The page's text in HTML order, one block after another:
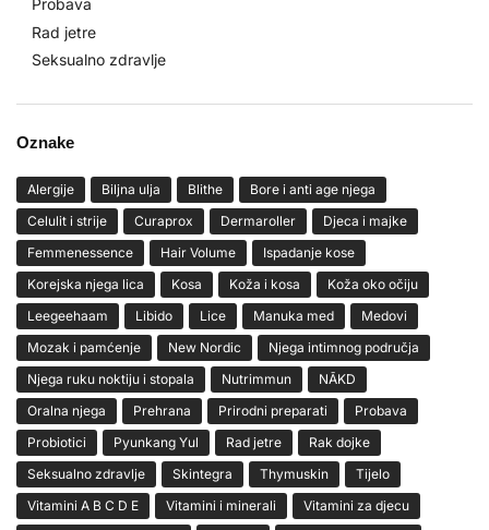
Probava
Rad jetre
Seksualno zdravlje
Oznake
Alergije Biljna ulja Blithe
Bore i anti age njega
Celulit i strije
Curaprox Dermaroller
Djeca i majke
Femmenessence
Hair Volume
Ispadanje kose
Korejska njega lica
Kosa Koža i kosa
Koža oko očiju
Leegeehaam
Libido Lice Manuka med
Medovi
Mozak i pamćenje
New Nordic
Njega intimnog područja
Njega ruku noktiju i stopala
Nutrimmun
NĀKD
Oralna njega
Prehrana Prirodni preparati
Probava
Probiotici
Pyunkang Yul Rad jetre
Rak dojke
Seksualno zdravlje
Skintegra Thymuskin
Tijelo
Vitamini A B C D E
Vitamini i minerali
Vitamini za djecu